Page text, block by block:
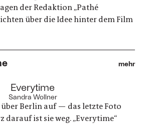
der Redaktion „Pathé
über die Idee hinter dem Film
mehr
Everytime
Sandra Wollner
über Berlin auf — das letzte Foto
darauf ist sie weg. „Everytime“